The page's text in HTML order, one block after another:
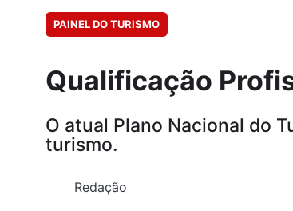
PAINEL DO TURISMO
Qualificação
O atual Plano Nacional do
turismo.
Redação